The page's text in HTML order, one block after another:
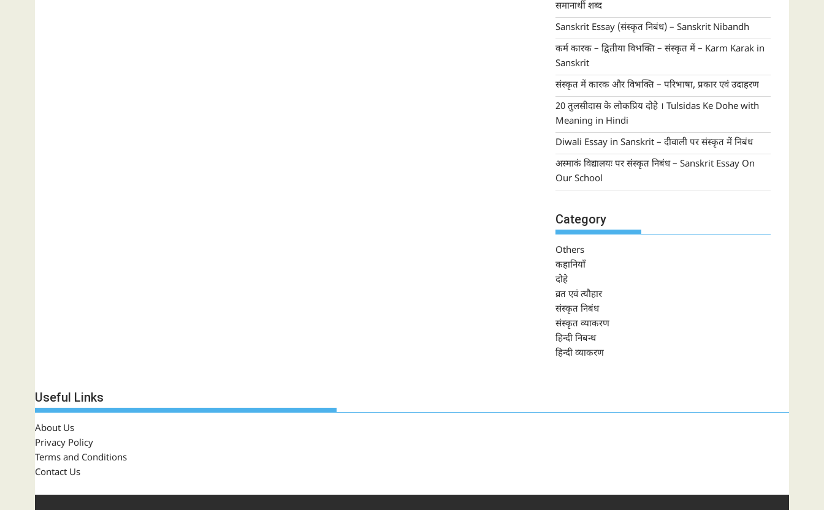
समानार्थी शब्द
Sanskrit Essay (संस्कृत निबंध) – Sanskrit Nibandh
कर्म कारक – द्वितीया विभक्ति – संस्कृत में – Karm Karak in
Sanskrit
संस्कृत में कारक और विभक्ति – परिभाषा, प्रकार एवं उदाहरण
20 तुलसीदास के लोकप्रिय दोहे । Tulsidas Ke Dohe with
Meaning in Hindi
Diwali Essay in Sanskrit – दीवाली पर संस्कृत में निबंध
अस्माकं विद्यालयः पर संस्कृत निबंध – Sanskrit Essay On
Our School
Category
Others
कहानियाँ
दोहे
व्रत एवं त्यौहार
संस्कृत निबंध
संस्कृत व्याकरण
हिन्दी निबन्ध
हिन्दी व्याकरण
Useful Links
About Us
Privacy Policy
Terms and Conditions
Contact Us